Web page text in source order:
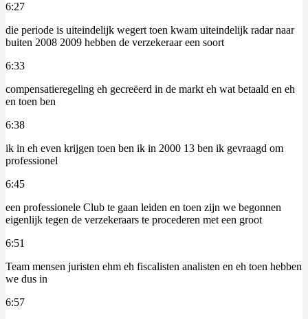
6:27
die periode is uiteindelijk wegert toen kwam uiteindelijk radar naar
buiten 2008 2009 hebben de verzekeraar een soort
6:33
compensatieregeling eh gecreëerd in de markt eh wat betaald en eh
en toen ben
6:38
ik in eh even krijgen toen ben ik in 2000 13 ben ik gevraagd om
professionel
6:45
een professionele Club te gaan leiden en toen zijn we begonnen
eigenlijk tegen de verzekeraars te procederen met een groot
6:51
Team mensen juristen ehm eh fiscalisten analisten en eh toen hebben
we dus in
6:57